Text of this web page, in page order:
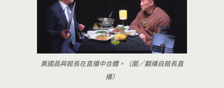
黃國昌與館長在直播中合體。（圖／翻攝自館長直
播）